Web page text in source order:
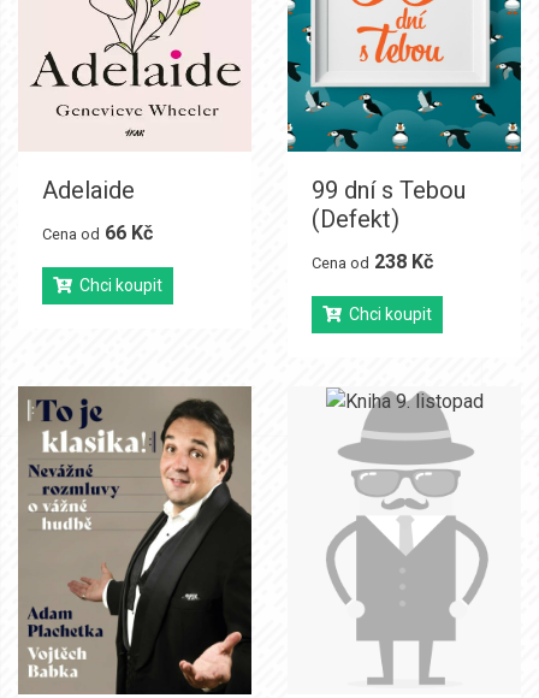
Adelaide
Cena od 66 Kč
Chci koupit
99 dní s Tebou
(Defekt)
Cena od 238 Kč
Chci koupit